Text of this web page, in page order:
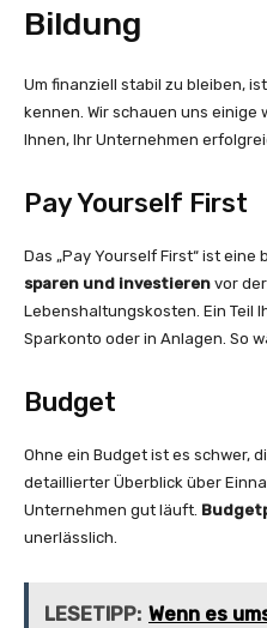
Bildung
Um finanziell stabil zu bleiben,
kennen. Wir schauen uns einige
Ihnen, Ihr Unternehmen
Pay Yourself First
Das „Pay Yourself First“ ist eine
sparen und investieren vor
Lebenshaltungskosten. Ein Teil
Sparkonto oder in Anlagen. So
Budget
Ohne ein Budget ist es schwer,
detaillierter Überblick über
Unternehmen gut läuft.
unerlässlich.
LESETIPP: Wenn es